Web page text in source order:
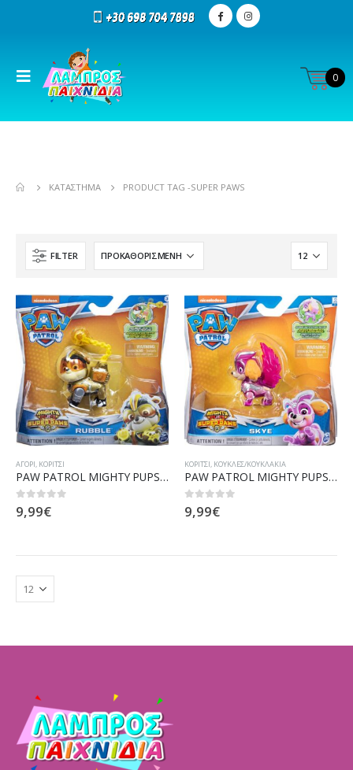
0
ΚΑΤΆΣΤΗΜΑ PRODUCT TAG -SUPER PAWS
FILTER
ΑΓΌΡΙ ΚΟΡΊΤΣΙ
PAW PATROL MIGHTY PUPS SUPER PAWS – RUBBLE (20114285)
0out of 5
9,99€
ΚΟΡΊΤΣΙ ΚΟΎΚΛΕΣ/ΚΟΥΚΛΆΚΙΑ
PAW PATROL MIGHTY PUPS SUPER PAWS – SKYE (20114289)
0out of 5
9,99€